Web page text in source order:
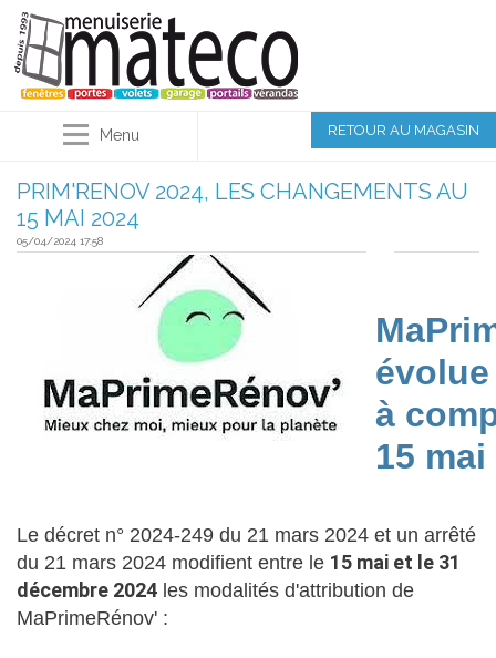
Menu RETOUR AU MAGASIN
PRIM'RENOV 2024, LES CHANGEMENTS AU
15 MAI 2024
05/04/2024 17:58
évolue
à
15 mai
Le décret n° 2024-249 du 21 mars 2024 et un arrêté
du 21 mars 2024 modifient entre le 15 mai et le 31
décembre 2024 les modalités d'attribution de
MaPrimeRénov' :